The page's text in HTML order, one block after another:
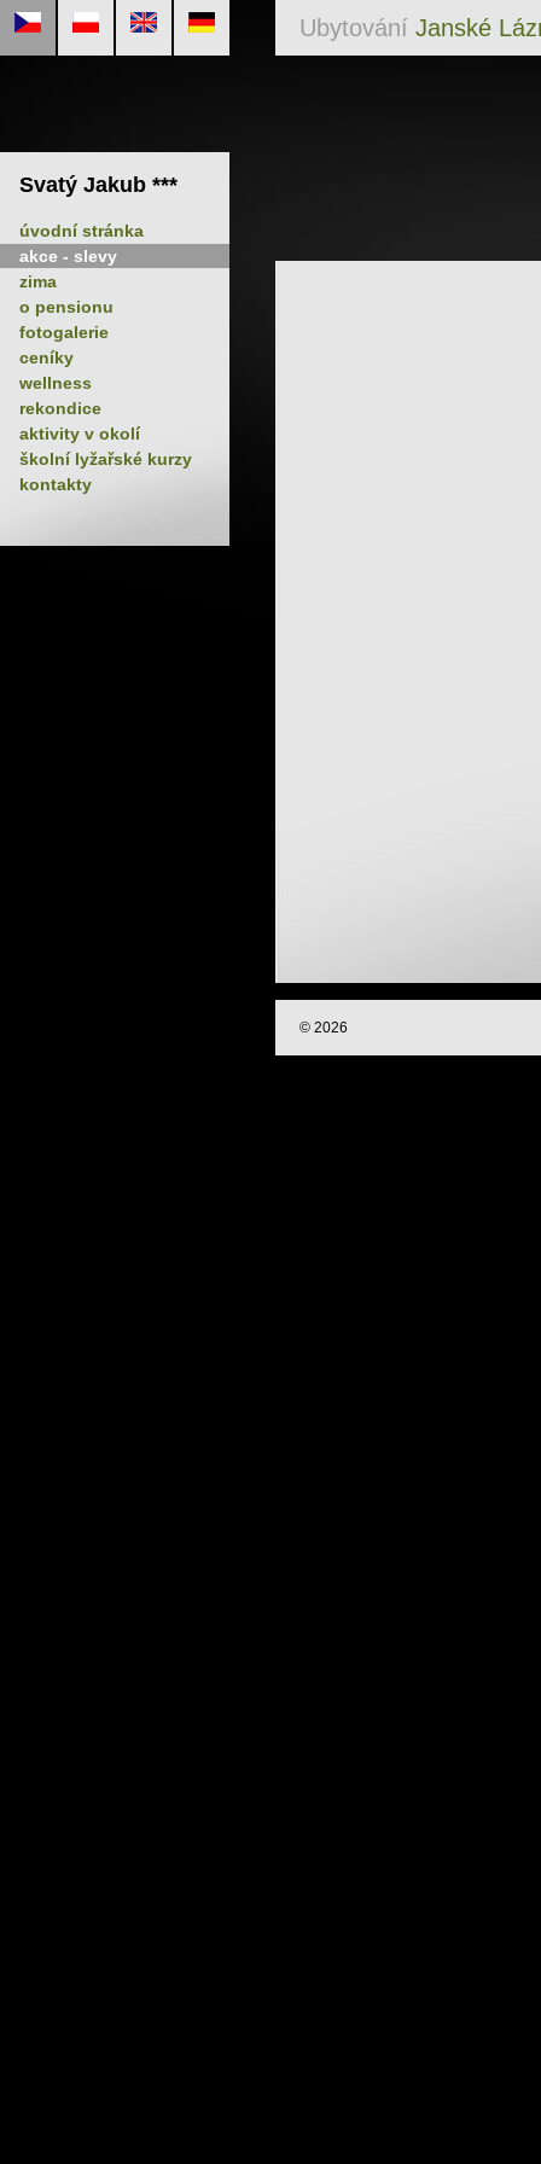
Ubytování Janské
Svatý Jakub ***
úvodní stránka
akce - slevy
zima
o pensionu
fotogalerie
ceníky
wellness
rekondice
aktivity v okolí
školní lyžařské kurzy
kontakty
© 2026